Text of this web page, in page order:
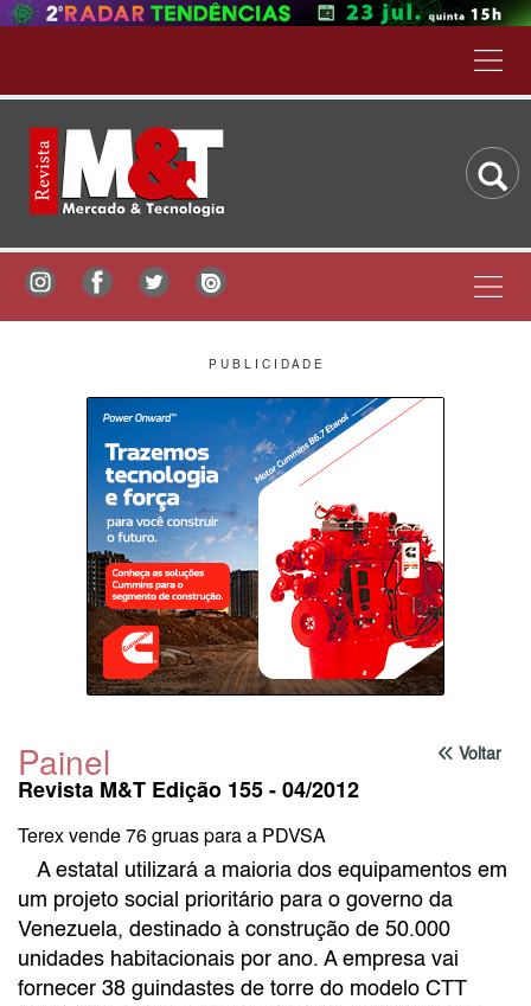
P U B L I C I D A D E
Voltar
Painel
Revista M&T Edição 155 - 04/2012
Terex vende 76 gruas para a PDVSA
A estatal utilizará a maioria dos equipamentos em
um projeto social prioritário para o governo da
Venezuela, destinado à construção de 50.000
unidades habitacionais por ano. A empresa vai
fornecer 38 guindastes de torre do modelo CTT